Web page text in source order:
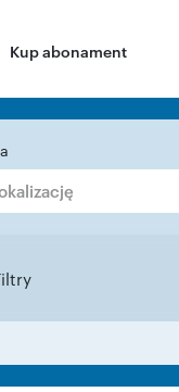
Kup abonament